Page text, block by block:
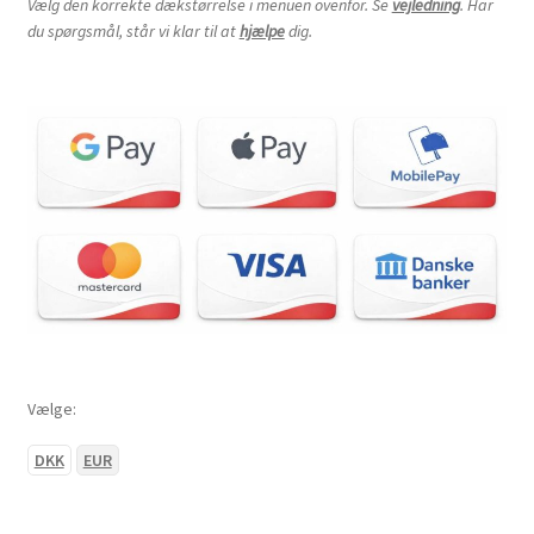
28×12-12″
205/90-12″
235/30-12″
280/65-12″
Vælg den korrekte dækstørrelse i menuen ovenfor. Se vejledning. Har
du spørgsmål, står vi klar til athjælpedig.
Vælge:
DKK EUR